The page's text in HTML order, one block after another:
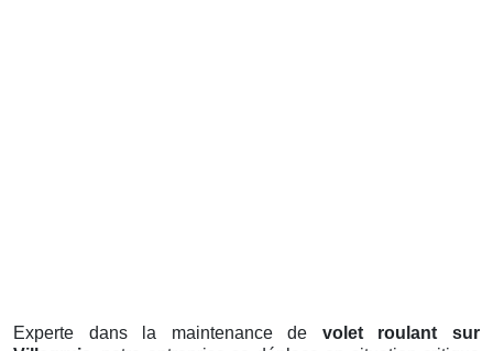
Experte dans la maintenance de volet roulant sur